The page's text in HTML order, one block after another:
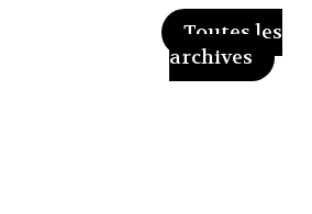
Toutes les
archives